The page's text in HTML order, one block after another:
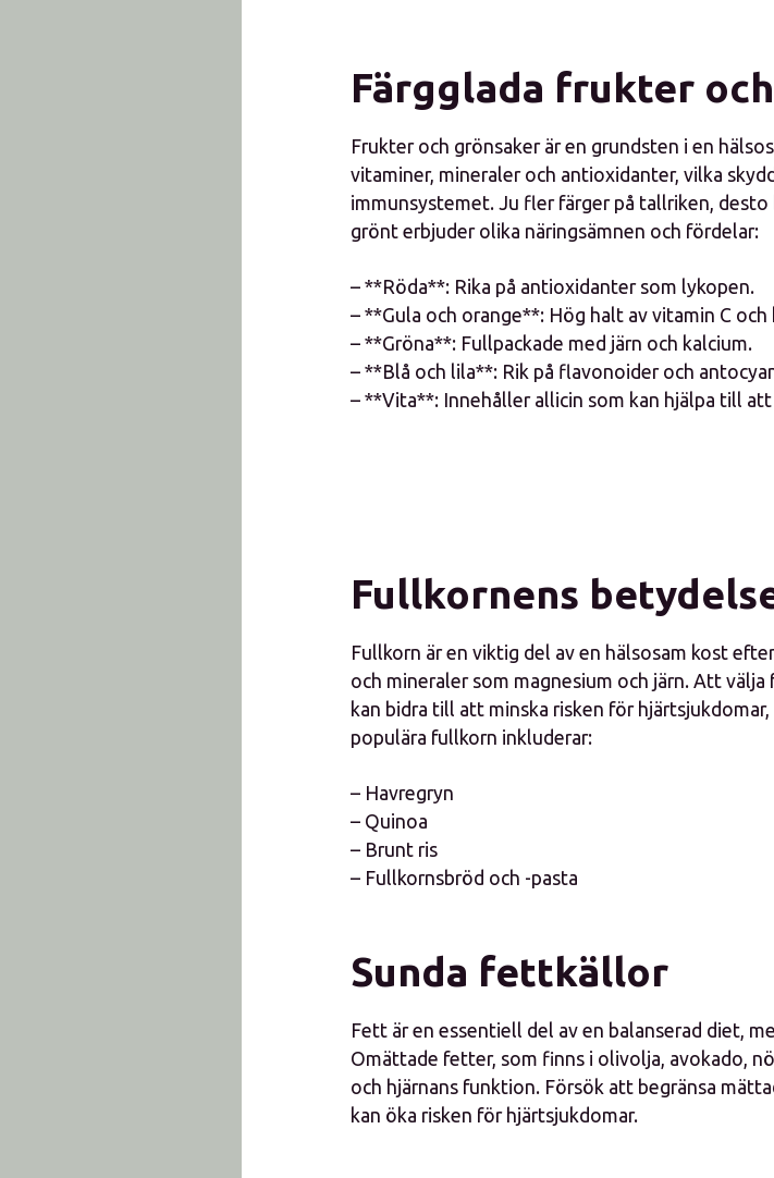
Färgglada frukter
Frukter och grönsaker är en grundsten i en
vitaminer, mineraler och antioxidanter, vilka
immunsystemet. Ju fler färger på tallriken,
grönt erbjuder olika näringsämnen och fördelar:
– **Röda**: Rika på antioxidanter som lykopen.
– **Gula och orange**: Hög halt av vitamin C
– **Gröna**: Fullpackade med järn och kalcium.
– **Blå och lila**: Rik på flavonoider och
– **Vita**: Innehåller allicin som kan hjälpa till
Fullkornens
Fullkorn är en viktig del av en hälsosam kost
och mineraler som magnesium och järn. Att
kan bidra till att minska risken för
populära fullkorn inkluderar:
– Havregryn
– Quinoa
– Brunt ris
– Fullkornsbröd och -pasta
Sunda fettkällor
Fett är en essentiell del av en balanserad diet,
Omättade fetter, som finns i olivolja, avokado,
och hjärnans funktion. Försök att begränsa
kan öka risken för hjärtsjukdomar.